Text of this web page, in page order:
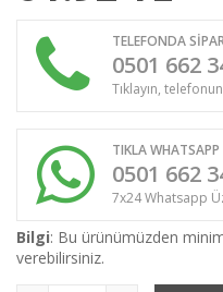
TELEFONDA
0501 662
Tıklayın,
TIKLA WHATSAPP
0501 662
7x24 Whatsapp
Bilgi: Bu ürünümüzden
verebilirsiniz.